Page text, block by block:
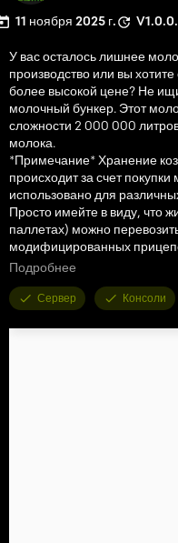
11 ноября 2025 г.
У вас осталось лишнее
производство или вы
более высокой цене? Не
молочный бункер. Этот
сложности 2 000 000
молока.
*Примечание* Хранение
происходит за счет
использовано для
Просто имейте в виду, что
паллетах) можно
модифицированных
к таким производствам,
Категория - Силосы
Цена - $6500
Ежедневная стоимость $1
Подробнее
Сервер Консоли